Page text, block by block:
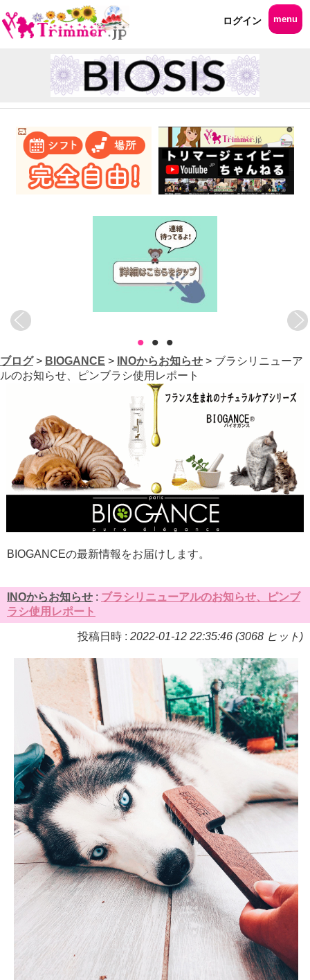
ログイン menu
• • •
ブログ> BIOGANCE > INOからお知らせ > ブラシリニューア
ルのお知らせ、ピンブラシ使用レポート
BIOGANCEの最新情報をお届けします。
INOからお知らせ : ブラシリニューアルのお知らせ、ピンブ
ラシ使用レポート
投稿日時 : 2022-01-12 22:35:46 (3068 ヒット)